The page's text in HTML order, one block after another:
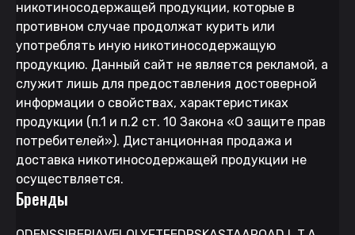
никотиносодержащей продукции, которые в
противном случае продолжат курить или
употреблять иную никотиносодержащую
продукцию. Данный сайт не является рекламой, а
служит лишь для предоставления достоверной
информации о свойствах, характеристиках
продукции (п.1 и п.2 ст. 10 Закона «О защите прав
потребителей»). Дистанционная продажа и
доставка никотиносодержащей продукции не
осуществляется.
Бренды